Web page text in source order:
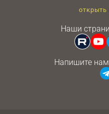
открыть
Наши
Напишите